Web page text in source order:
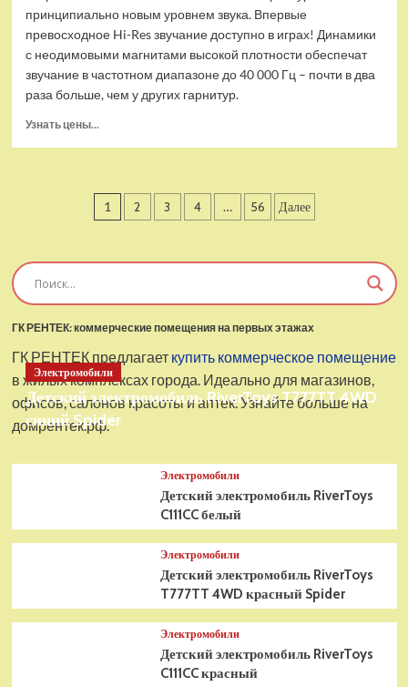
принципиально новым уровнем звука. Впервые
превосходное Hi-Res звучание доступно в играх! Динамики
с неодимовыми магнитами высокой плотности обеспечат
звучание в частотном диапазоне до 40 000 Гц – почти в два
раза больше, чем у других гарнитур.
Узнать цены...
наушники
Arctis
Пагинация
1 2 3 4 … 56 Далее
ГК РЕНТЕК: коммерческие помещения на первых этажах
ГК РЕНТЕК предлагает купить коммерческое помещение
в жилых комплексах города. Идеально для магазинов,
офисов, салонов красоты и аптек. Узнайте больше на
домрентек.рф.
Электромобили
Детский электромобиль RiverToys T777TT 4WD
синий Spider
Электромобили
Детский электромобиль RiverToys
C111CC белый
Электромобили
Детский электромобиль RiverToys
T777TT 4WD красный Spider
Электромобили
Детский электромобиль RiverToys
C111CC красный